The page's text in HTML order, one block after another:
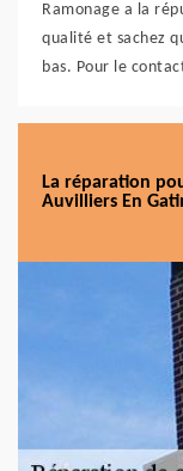
Ramonage a la
qualité et sachez
bas. Pour le
La réparation
Auvilliers En